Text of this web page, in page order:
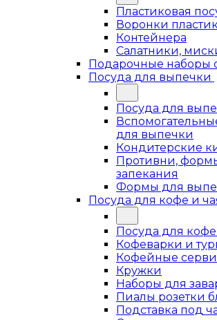
Пластиковая
Воронки
Контейнера
Салатники,
Подарочные наборы
Посуда для выпечки
Посуда для
для выпечки
Кондитерские
Противни,
запекания
Формы для
Посуда для кофе и
Посуда для кофе
Кофеварки и
Кофейные
Кружки
Наборы для
Пиалы розетки
Подставка под